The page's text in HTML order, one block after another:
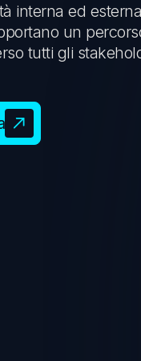
interna ed
un
tutti gli